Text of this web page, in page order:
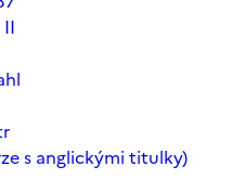
s anglickými titulky)